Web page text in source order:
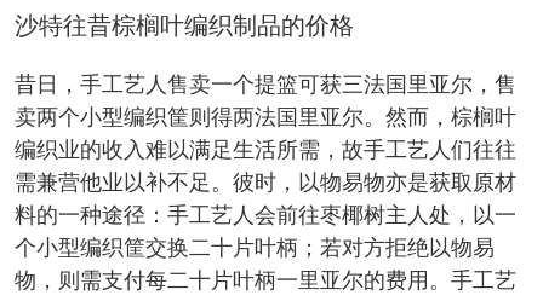
沙特往昔棕榈叶编织制品的价格
昔日，手工艺人售卖一个提篮可获三法国里亚尔，售
卖两个小型编织筐则得两法国里亚尔。然而，棕榈叶
编织业的收入难以满足生活所需，故手工艺人们往往
需兼营他业以补不足。彼时，以物易物亦是获取原材
料的一种途径：手工艺人会前往枣椰树主人处，以一
个小型编织筐交换二十片叶柄；若对方拒绝以物易
物，则需支付每二十片叶柄一里亚尔的费用。手工艺